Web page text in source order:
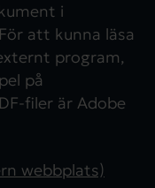
i
att kunna läsa
program,
på
filer är Adobe
webbplats)